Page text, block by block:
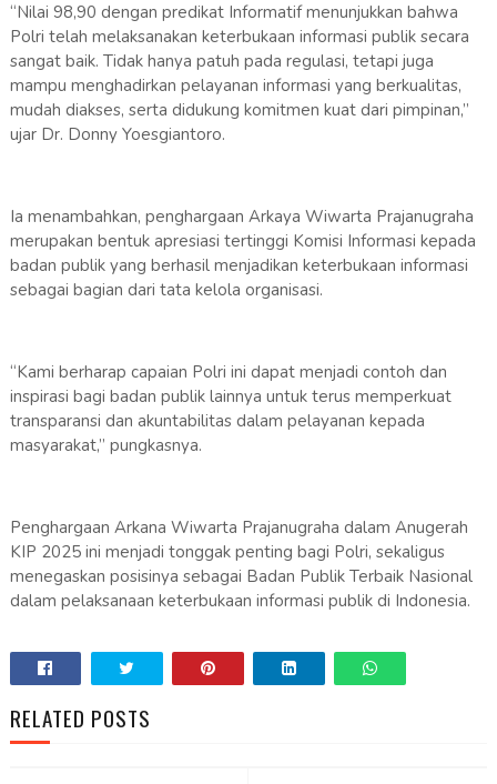
“Nilai 98,90 dengan predikat Informatif menunjukkan bahwa
Polri telah melaksanakan keterbukaan informasi publik secara
sangat baik. Tidak hanya patuh pada regulasi, tetapi juga
mampu menghadirkan pelayanan informasi yang berkualitas,
mudah diakses, serta didukung komitmen kuat dari pimpinan,”
ujar Dr. Donny Yoesgiantoro.
Ia menambahkan, penghargaan Arkaya Wiwarta Prajanugraha
merupakan bentuk apresiasi tertinggi Komisi Informasi kepada
badan publik yang berhasil menjadikan keterbukaan informasi
sebagai bagian dari tata kelola organisasi.
“Kami berharap capaian Polri ini dapat menjadi contoh dan
inspirasi bagi badan publik lainnya untuk terus memperkuat
transparansi dan akuntabilitas dalam pelayanan kepada
masyarakat,” pungkasnya.
Penghargaan Arkana Wiwarta Prajanugraha dalam Anugerah
KIP 2025 ini menjadi tonggak penting bagi Polri, sekaligus
menegaskan posisinya sebagai Badan Publik Terbaik Nasional
dalam pelaksanaan keterbukaan informasi publik di Indonesia.
RELATED POSTS